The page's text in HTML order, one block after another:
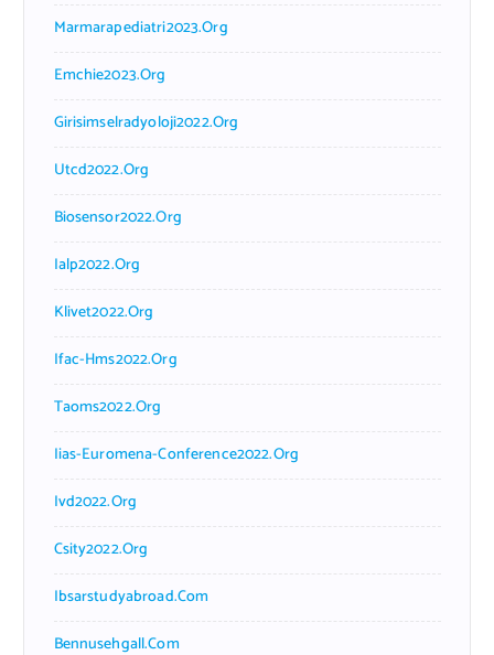
Marmarapediatri2023.org
Emchie2023.org
Girisimselradyoloji2022.org
Utcd2022.org
Biosensor2022.org
Ialp2022.org
Klivet2022.org
Ifac-Hms2022.org
Taoms2022.org
Iias-Euromena-Conference2022.org
Ivd2022.org
Csity2022.org
Ibsarstudyabroad.com
Bennusehgall.com